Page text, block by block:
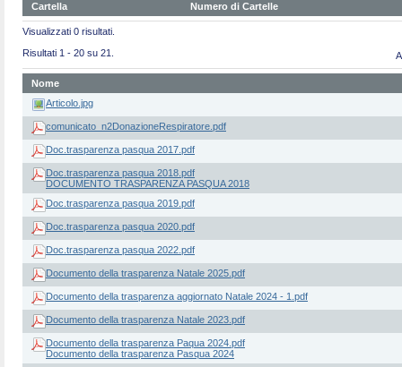
Cartella Numero di Cartelle
Visualizzati 0 risultati.
Risultati 1 - 20 su 21.
Nome
Articolo.jpg
comunicato_n2DonazioneRespiratore.pdf
Doc.trasparenza pasqua 2017.pdf
Doc.trasparenza pasqua 2018.pdf
DOCUMENTO TRASPARENZA PASQUA 2018
Doc.trasparenza pasqua 2019.pdf
Doc.trasparenza pasqua 2020.pdf
Doc.trasparenza pasqua 2022.pdf
Documento della trasparenza Natale 2025.pdf
Documento della trasparenza aggiornato Natale 2024 - 1.pdf
Documento della trasparenza Natale 2023.pdf
Documento della trasparenza Paqua 2024.pdf
Documento della trasparenza Pasqua 2024